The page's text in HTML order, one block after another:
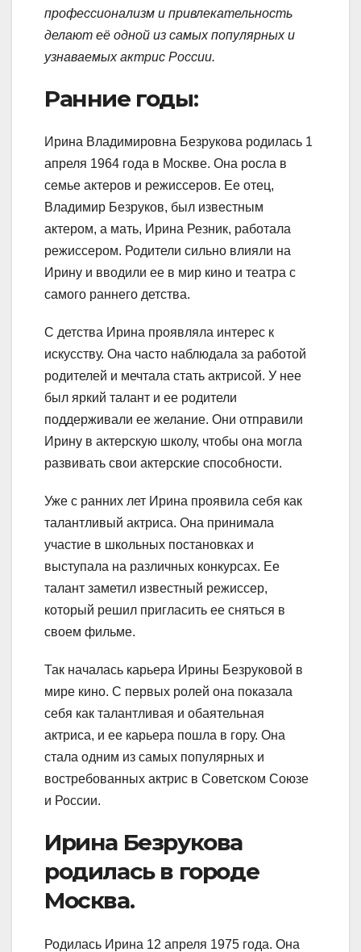
профессионализм и привлекательность
делают её одной из самых популярных и
узнаваемых актрис России.
Ранние годы:
Ирина Владимировна Безрукова родилась 1
апреля 1964 года в Москве. Она росла в
семье актеров и режиссеров. Ее отец,
Владимир Безруков, был известным
актером, а мать, Ирина Резник, работала
режиссером. Родители сильно влияли на
Ирину и вводили ее в мир кино и театра с
самого раннего детства.
С детства Ирина проявляла интерес к
искусству. Она часто наблюдала за работой
родителей и мечтала стать актрисой. У нее
был яркий талант и ее родители
поддерживали ее желание. Они отправили
Ирину в актерскую школу, чтобы она могла
развивать свои актерские способности.
Уже с ранних лет Ирина проявила себя как
талантливый актриса. Она принимала
участие в школьных постановках и
выступала на различных конкурсах. Ее
талант заметил известный режиссер,
который решил пригласить ее сняться в
своем фильме.
Так началась карьера Ирины Безруковой в
мире кино. С первых ролей она показала
себя как талантливая и обаятельная
актриса, и ее карьера пошла в гору. Она
стала одним из самых популярных и
востребованных актрис в Советском Союзе
и России.
Ирина Безрукова
родилась в городе
Москва.
Родилась Ирина 12 апреля 1975 года. Она